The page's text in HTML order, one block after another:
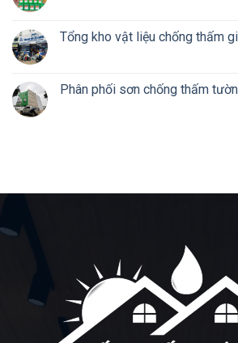
Tổng kho vật liệu chống thấm
Phân phối sơn chống thấm